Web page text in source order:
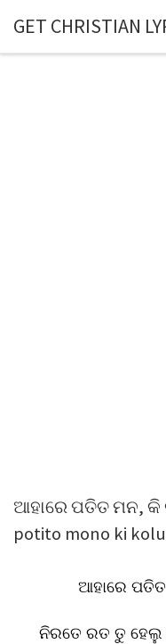
Skip to content
GET CHRISTIAN
ଆହାରେ ପତିତ ମନ, କି
potito mono ki
ଆହାରେ
ନିରତେ ରତ ତୁ ହେଲୁ